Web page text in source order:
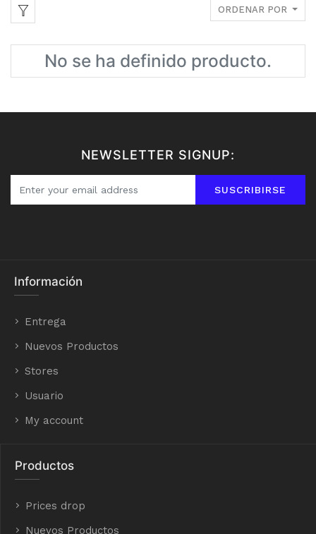
ORDENAR POR
No se ha definido producto.
NEWSLETTER SIGNUP:
SUSCRIBIRSE
Información
Entrega
Nuevos Productos
Stores
Usuario
My account
Productos
Prices drop
Nuevos Productos